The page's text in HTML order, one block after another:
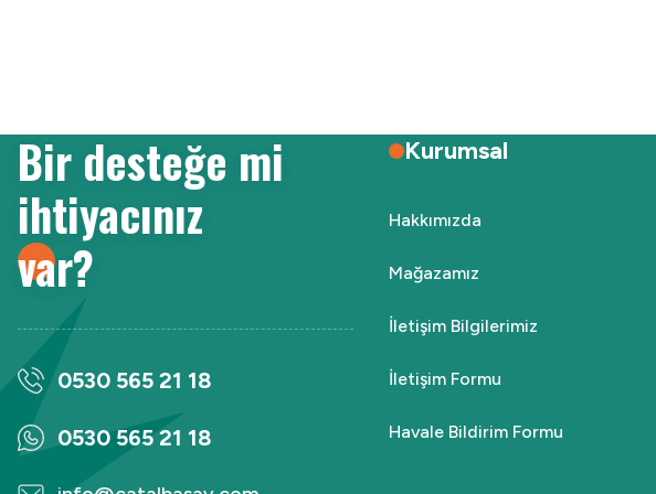
Bu ürüne benzer farklı alternatifler olmalı.
Bir desteğe mi
ihtiyacınız
var?
0530 565 21 18
0530 565 21 18
Kurumsal
Hakkımızda
Mağazamız
İletişim Bilgilerimiz
İletişim Formu
Havale Bildirim Formu